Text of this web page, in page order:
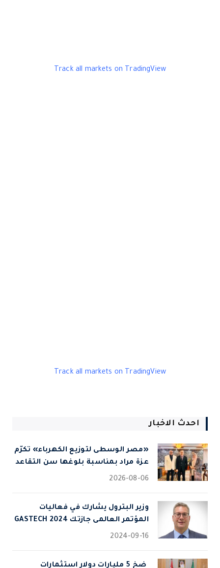
Track all markets on TradingView
Track all markets on TradingView
احدث الاخبار
«مصر الوسطى لتوزيع الكهرباء» تكرّم
عزة مراد بمناسبة بلوغها سن التقاعد
2026-08-06
وزير البترول يشارك في فعاليات
المؤتمر العالمى جازتك 2024 GASTECH
2024-09-16
⁠ ضخ 5 مليارات دولار استثمارات